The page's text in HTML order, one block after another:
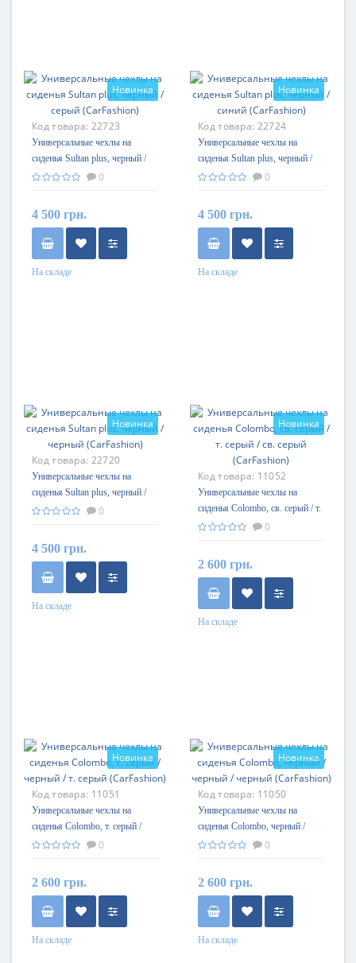
Новинка
Код товара: 22723
Универсальные чехлы на
сиденья Sultan plus, черный /
серый (CarFashion)
0
4 500 грн.
На складе
Новинка
Код товара: 22724
Универсальные чехлы на
сиденья Sultan plus, черный /
синий (CarFashion)
0
4 500 грн.
На складе
Новинка
Код товара: 22720
Универсальные чехлы на
сиденья Sultan plus, черный /
черный (CarFashion)
0
4 500 грн.
На складе
Новинка
Код товара: 11052
Универсальные чехлы на
сиденья Colombo, св. серый / т.
серый / св. серый (CarFashion)
0
2 600 грн.
На складе
Новинка
Код товара: 11051
Универсальные чехлы на
сиденья Colombo, т. серый /
черный / т. серый (CarFashion)
0
2 600 грн.
На складе
Новинка
Код товара: 11050
Универсальные чехлы на
сиденья Colombo, черный /
черный / черный (CarFashion)
0
2 600 грн.
На складе